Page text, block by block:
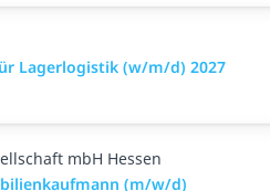
Lagerlogistik (w/m/d) 2027
mbH Hessen
(m/w/d)